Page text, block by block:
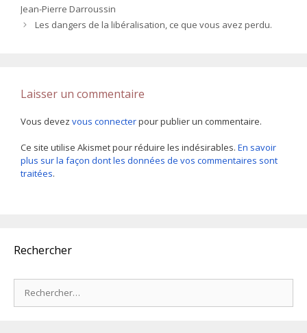
Jean-Pierre Darroussin
Les dangers de la libéralisation, ce que vous avez perdu.
Laisser un commentaire
Vous devez vous connecterpour publier un commentaire.
Ce site utilise Akismet pour réduire les indésirables. En savoir
plus sur la façon dont les données de vos commentaires sont
traitées.
Rechercher